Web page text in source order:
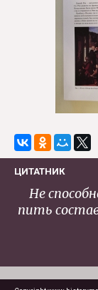
ЦИТАТНИК
Не
пить